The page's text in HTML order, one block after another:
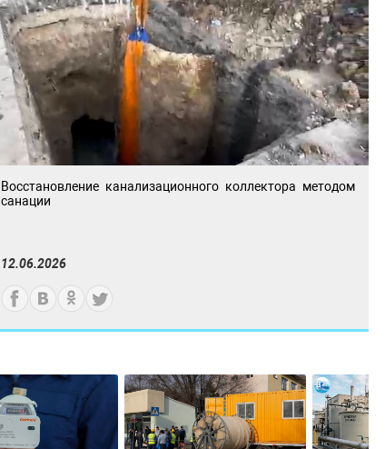
Восстановление канализационного коллектора методом
санации
12.06.2026